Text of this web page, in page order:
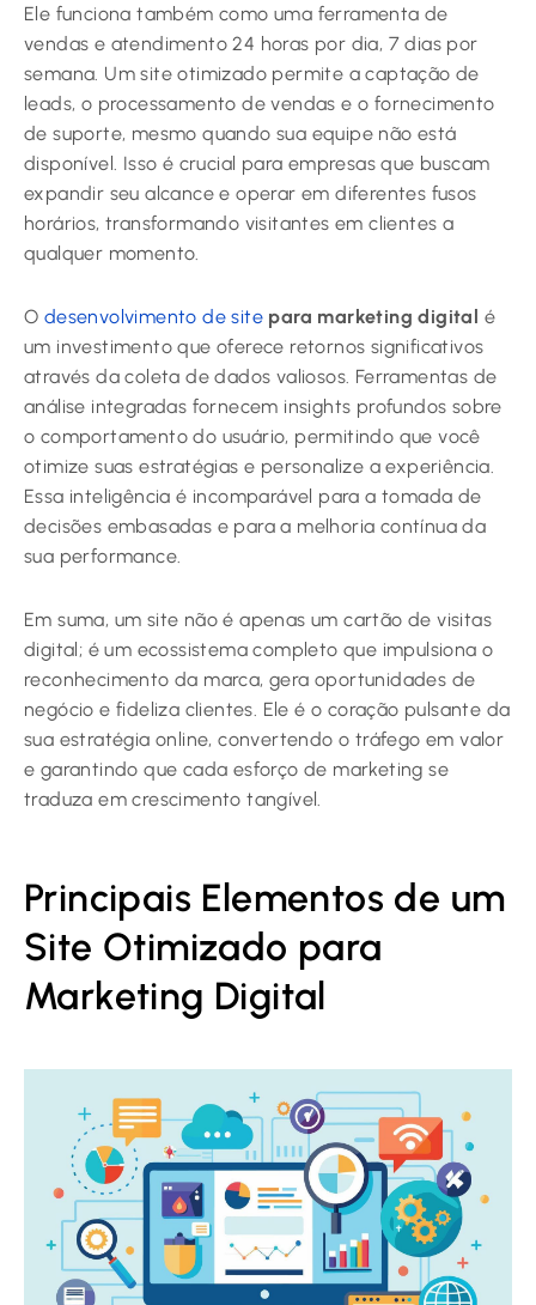
Ele funciona também como uma ferramenta de
vendas e atendimento 24 horas por dia, 7 dias por
semana. Um site otimizado permite a captação de
leads, o processamento de vendas e o fornecimento
de suporte, mesmo quando sua equipe não está
disponível. Isso é crucial para empresas que buscam
expandir seu alcance e operar em diferentes fusos
horários, transformando visitantes em clientes a
qualquer momento.
O desenvolvimento de site para marketing digital é
um investimento que oferece retornos significativos
através da coleta de dados valiosos. Ferramentas de
análise integradas fornecem insights profundos sobre
o comportamento do usuário, permitindo que você
otimize suas estratégias e personalize a experiência.
Essa inteligência é incomparável para a tomada de
decisões embasadas e para a melhoria contínua da
sua performance.
Em suma, um site não é apenas um cartão de visitas
digital; é um ecossistema completo que impulsiona o
reconhecimento da marca, gera oportunidades de
negócio e fideliza clientes. Ele é o coração pulsante da
sua estratégia online, convertendo o tráfego em valor
e garantindo que cada esforço de marketing se
traduza em crescimento tangível.
Principais Elementos de um
Site Otimizado para
Marketing Digital